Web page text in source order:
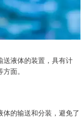
送液体的装置，具有计
面。
的输送和分装，避免了